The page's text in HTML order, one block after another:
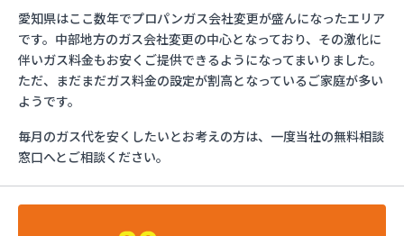
イワタニ東海株式会社 名古屋南営業所
およべプロパン
ガスショップイチカワ
ガステックサービス株式会社 安城営業所
ガステックサービス株式会社 西三河支店
ガステックサービス株式会社 蒲郡営業所
ガステックサービス株式会社 吉良営業所
ガステックサービス株式会社 新城営業所
ガステックサービス株式会社 西尾営業所
愛知県はここ数年でプロパンガス会社変更が盛んになったエリア
です。中部地方のガス会社変更の中心となっており、その激化に
伴いガス料金もお安くご提供できるようになってまいりました。
ただ、まだまだガス料金の設定が割高となっているご家庭が多い
ようです。
毎月のガス代を安くしたいとお考えの方は、一度当社の無料相談
窓口へとご相談ください。